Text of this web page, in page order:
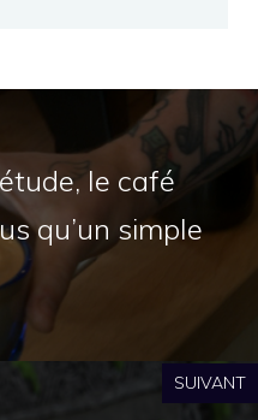
le café
qu’un simple
SUIVANT